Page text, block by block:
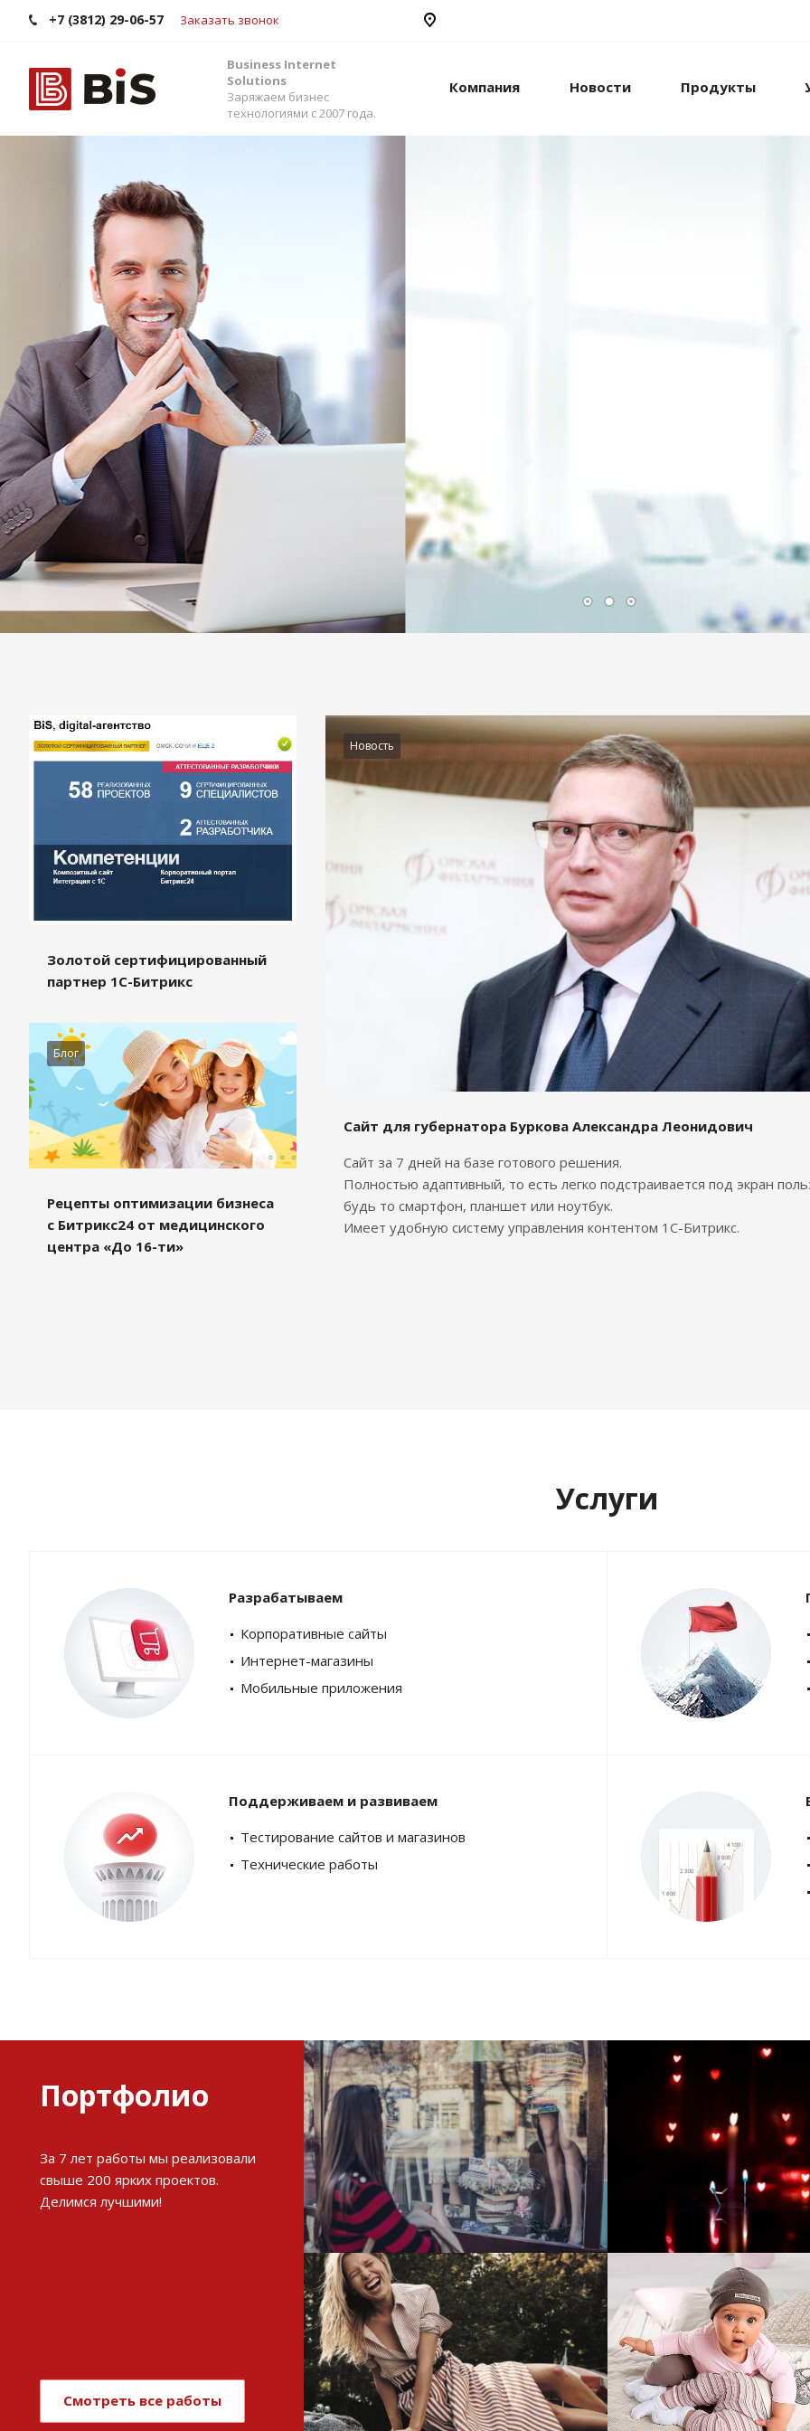
+7 (3812) 29-06-57 Заказать звонок
Business Internet
Solutions
Заряжаем бизнес
технологиями с 2007 года.
Компания Новости Продукты
Внедрение Битрикс24
Стройте работу в команде, управляйте продажами и компанией с
помощью одной из самых популярных CRM-систем.
Помогаем выбрать версию, настроить интеграцию с внешними
сервисами и автоматизировать бизнес-процессы.
Подробности
Золотой сертифицированный
партнер 1С-Битрикс
Блог
Рецепты оптимизации бизнеса
с Битрикс24 от медицинского
центра «До 16-ти»
Новость
Сайт для губернатора Буркова Александра Леонидович
Сайт за 7 дней на базе готового решения.
Полностью адаптивный, то есть легко подстраивается под экран
будь то смартфон, планшет или ноутбук.
Имеет удобную систему управления контентом 1С-Битрикс.
Услуги
Разрабатываем
Корпоративные сайты
Интернет-магазины
Мобильные приложения
Поддерживаем и развиваем
Тестирование сайтов и магазинов
Технические работы
Портфолио
За 7 лет работы мы реализовали
свыше 200 ярких проектов.
Делимся лучшими!
Смотреть все работы
Развитие и поддержка
интернет-витрины StepClub
Смотреть проект
Развитие
магазина "Всё
Смотреть проект
Имиджевый сайт для сети
магазинов Soho Project
Увеличили
интернет-
topdatop.ru на